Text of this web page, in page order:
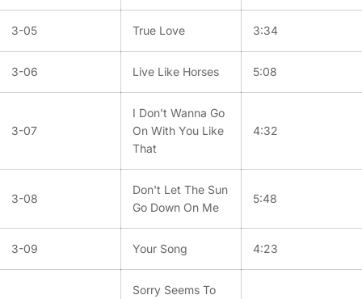
3-05 True Love 3:34
3-06 Live Like Horses 5:08
3-07
I Don't Wanna Go
On With You Like
That
4:32
3-08
Don't Let The Sun
Go Down On Me
5:48
3-09 Your Song 4:23
Sorry Seems To